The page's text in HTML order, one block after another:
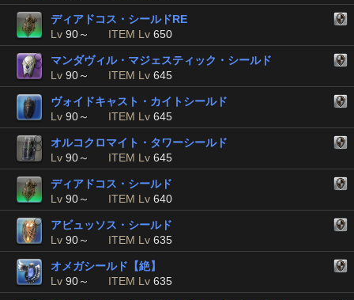
ディアドコス・シールドRE
Lv 90～ ITEM Lv 650
マンダヴィル・マジェスティック・シールド
Lv 90～ ITEM Lv 645
ヴォイドキャスト・カイトシールド
Lv 90～ ITEM Lv 645
オルコクロマイト・タワーシールド
Lv 90～ ITEM Lv 645
ディアドコス・シールド
Lv 90～ ITEM Lv 640
アビュッソス・シールド
Lv 90～ ITEM Lv 635
オメガシールド【絶】
Lv 90～ ITEM Lv 635